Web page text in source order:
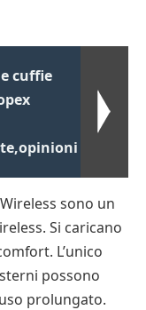
cuffie
sono un
Si caricano
L’unico
possono
prolungato.